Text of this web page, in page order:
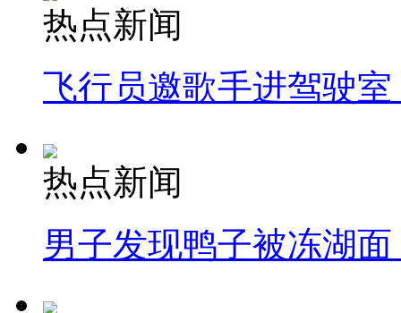
热点新闻
飞行员邀歌手进驾驶
热点新闻
男子发现鸭子被冻湖